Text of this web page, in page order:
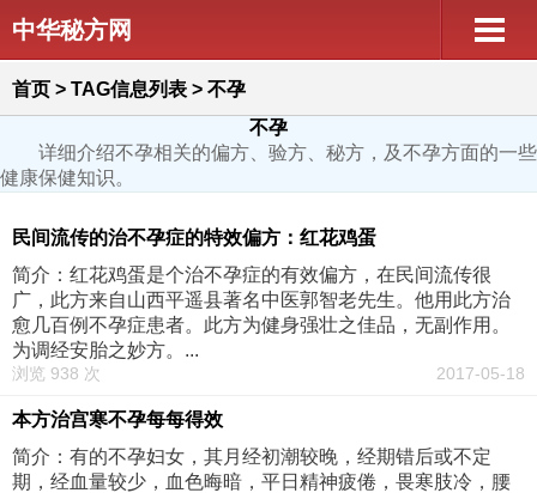
中华秘方网
首页 > TAG信息列表 > 不孕
不孕
详细介绍不孕相关的偏方、验方、秘方，及不孕方面的一些
健康保健知识。
民间流传的治不孕症的特效偏方：红花鸡蛋
简介：红花鸡蛋是个治不孕症的有效偏方，在民间流传很
广，此方来自山西平遥县著名中医郭智老先生。他用此方治
愈几百例不孕症患者。此方为健身强壮之佳品，无副作用。
为调经安胎之妙方。...
浏览 938 次 2017-05-18
本方治宫寒不孕每每得效
简介：有的不孕妇女，其月经初潮较晚，经期错后或不定
期，经血量较少，血色晦暗，平日精神疲倦，畏寒肢冷，腰